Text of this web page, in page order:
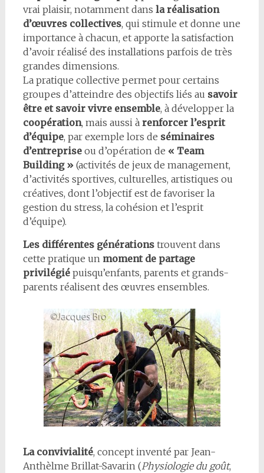
vrai plaisir, notamment dans la réalisation
d’œuvres collectives, qui stimule et donne une
importance à chacun, et apporte la satisfaction
d’avoir réalisé des installations parfois de très
grandes dimensions.
La pratique collective permet pour certains
groupes d’atteindre des objectifs liés au savoir
être et savoir vivre ensemble, à développer la
coopération, mais aussi à renforcer l’esprit
d’équipe, par exemple lors de séminaires
d’entrepriseou d’opération de « Team
Building »(activités de jeux de management,
d’activités sportives, culturelles, artistiques ou
créatives, dont l’objectif est de favoriser la
gestion du stress, la cohésion et l’esprit
d’équipe).
Les différentes générationstrouvent dans
cette pratique un moment de partage
privilégiépuisqu’enfants, parents et grands-
parents réalisent des œuvres ensembles.
La convivialité, concept inventé par Jean-
Anthèlme Brillat-Savarin (Physiologie du goût,